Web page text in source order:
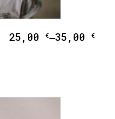
25,00 €–35,00 €